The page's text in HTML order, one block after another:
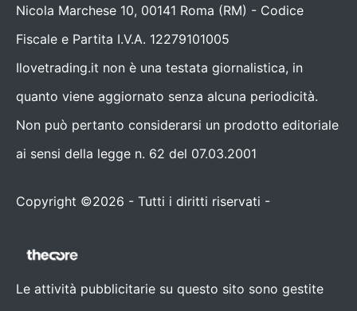
Nicola Marchese 10, 00141 Roma (RM) - Codice
Fiscale e Partita I.V.A. 12279101005
Ilovetrading.it non è una testata giornalistica, in
quanto viene aggiornato senza alcuna periodicità.
Non può pertanto considerarsi un prodotto editoriale
ai sensi della legge n. 62 del 07.03.2001
Copyright ©2026 - Tutti i diritti riservati -
Le attività pubblicitarie su questo sito sono gestite